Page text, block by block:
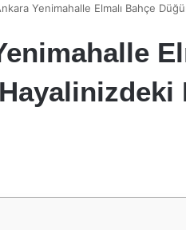
Yenimahalle Elmalı Bahçe